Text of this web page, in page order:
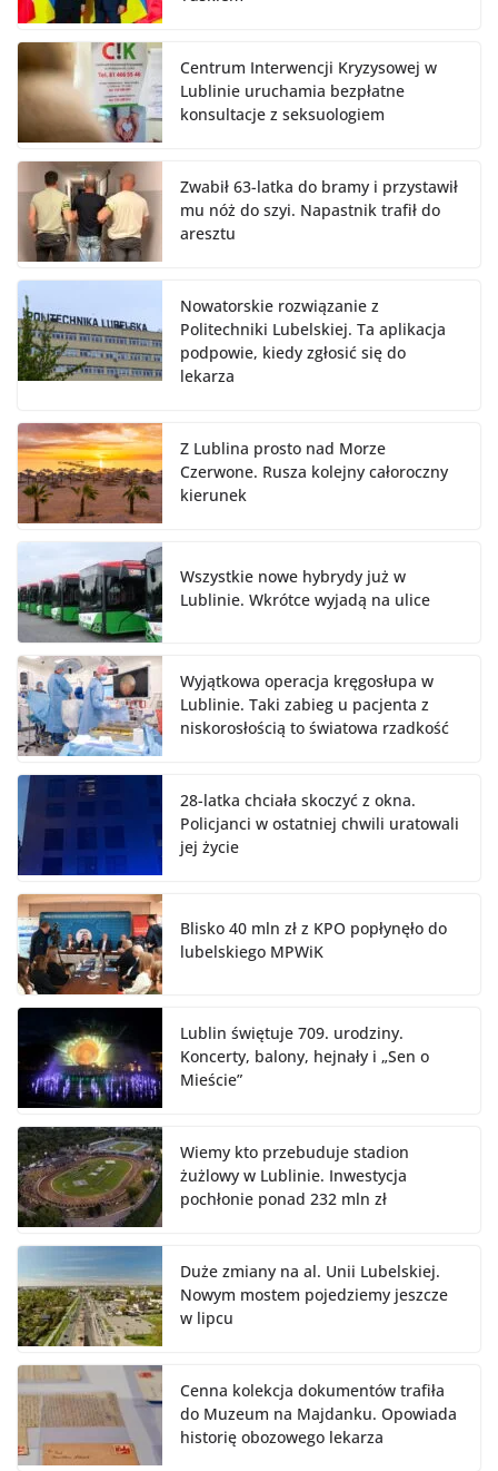
Centrum Interwencji Kryzysowej w
Lublinie uruchamia bezpłatne
konsultacje z seksuologiem
Zwabił 63-latka do bramy i przystawił
mu nóż do szyi. Napastnik trafił do
aresztu
Nowatorskie rozwiązanie z
Politechniki Lubelskiej. Ta aplikacja
podpowie, kiedy zgłosić się do
lekarza
Z Lublina prosto nad Morze
Czerwone. Rusza kolejny całoroczny
kierunek
Wszystkie nowe hybrydy już w
Lublinie. Wkrótce wyjadą na ulice
Wyjątkowa operacja kręgosłupa w
Lublinie. Taki zabieg u pacjenta z
niskorosłością to światowa rzadkość
28-latka chciała skoczyć z okna.
Policjanci w ostatniej chwili uratowali
jej życie
Blisko 40 mln zł z KPO popłynęło do
lubelskiego MPWiK
Lublin świętuje 709. urodziny.
Koncerty, balony, hejnały i „Sen o
Mieście”
Wiemy kto przebuduje stadion
żużlowy w Lublinie. Inwestycja
pochłonie ponad 232 mln zł
Duże zmiany na al. Unii Lubelskiej.
Nowym mostem pojedziemy jeszcze
w lipcu
Cenna kolekcja dokumentów trafiła
do Muzeum na Majdanku. Opowiada
historię obozowego lekarza